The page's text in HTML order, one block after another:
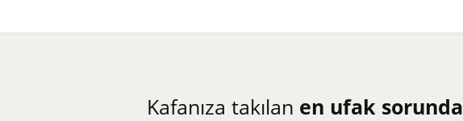
Kafanıza takılan en ufak sorunda